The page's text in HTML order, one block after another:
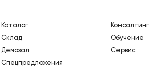
Каталог
Склад
Демозал
Спецпредложения
Консалтинг
Обучение
Сервис